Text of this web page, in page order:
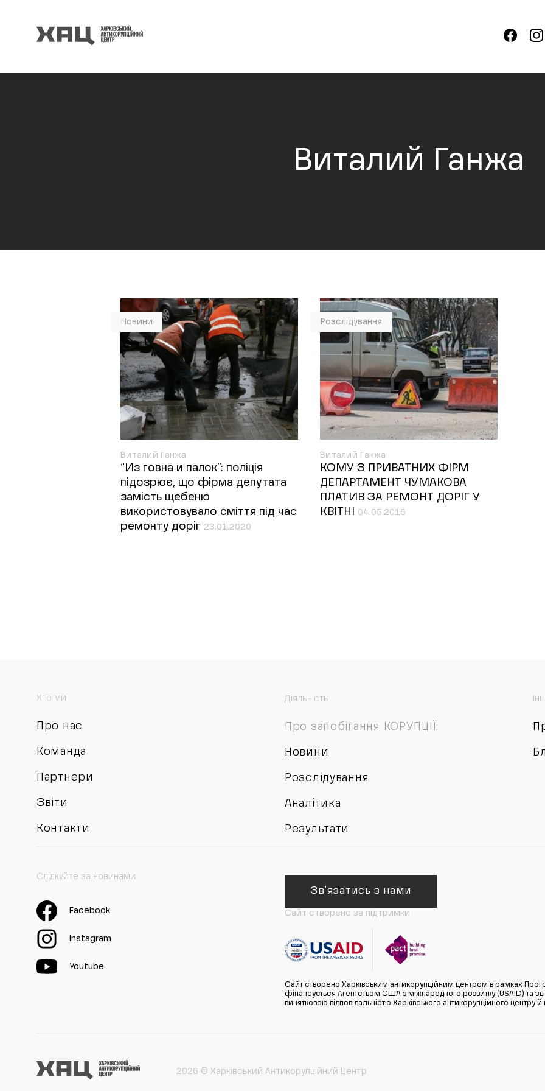
Виталий Ганжа
Новини
Виталий Ганжа
“Из говна и палок”: поліція
підозрює, що фірма депутата
замість щебеню
використовувало сміття під час
ремонту доріг 23.01.2020
Розслідування
Виталий Ганжа
КОМУ З ПРИВАТНИХ ФІРМ
ДЕПАРТАМЕНТ ЧУМАКОВА
ПЛАТИВ ЗА РЕМОНТ ДОРІГ У
КВІТНІ
04.05.2016
Хто ми
Про нас
Команда
Партнери
Звіти
Контакти
Діяльність
Про запобігання КОРУПЦІЇ:
Новини
Розслідування
Аналітика
Результати
Слідкуйте за новинами
Facebook
Instagram
Youtube
Зв'язатись з нами
Сайт створено за підтримки
Сайт створено Харківським антикорупційним центром в рамках
фінансується Агентством США з міжнародного розвитку (USAID) та
винятковою відповідальністю Харківського антикорупційного
2026 © Харківський Антикорупційний Центр